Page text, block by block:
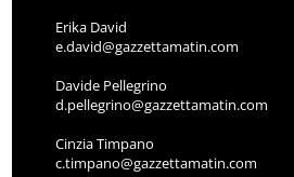
Erika David
e.david@gazzettamatin.com
Davide Pellegrino
d.pellegrino@gazzettamatin.com
Cinzia Timpano
c.timpano@gazzettamatin.com